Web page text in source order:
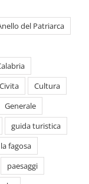
Generale
guida turistica
la fagosa
paesaggi
Sentieri